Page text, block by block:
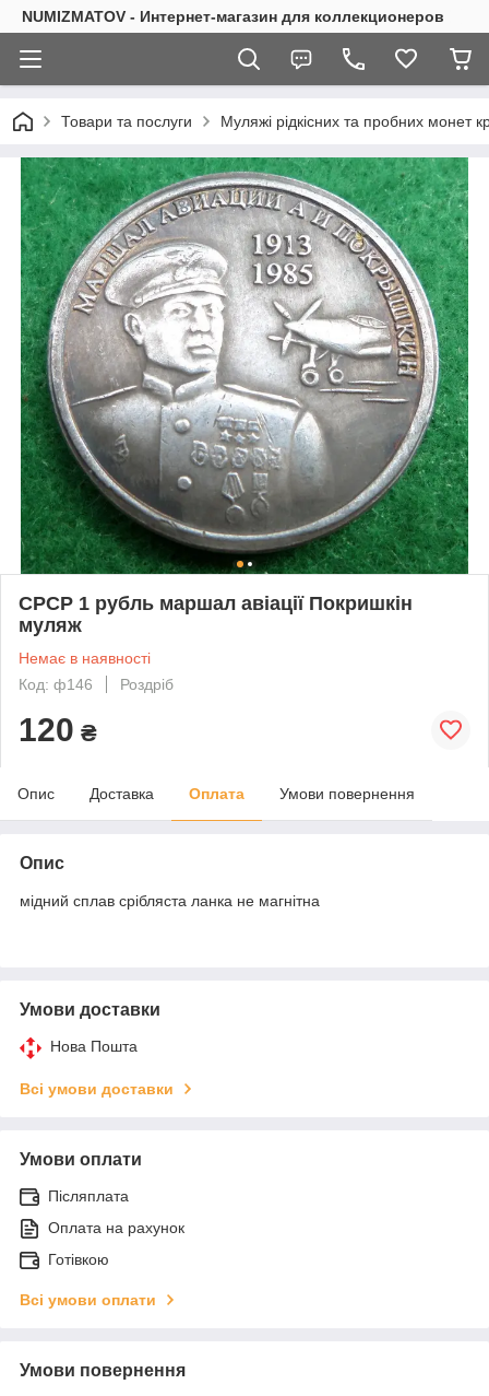
NUMIZMATOV - Интернет-магазин для коллекционеров
Товари та послуги Муляжі рідкісних та пробних монет
СРСР 1 рубль маршал авіації Покришкін
муляж
Немає в наявності
Код: ф146
Роздріб
120 ₴
Опис Доставка Оплата Умови повернення
Опис
мідний сплав срібляста ланка не магнітна
Умови доставки
Нова Пошта
Всі умови доставки
Умови оплати
Післяплата
Оплата на рахунок
Готівкою
Всі умови оплати
Умови повернення